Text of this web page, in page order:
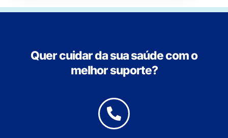
Quer cuidar da sua saúde com o
melhor suporte?